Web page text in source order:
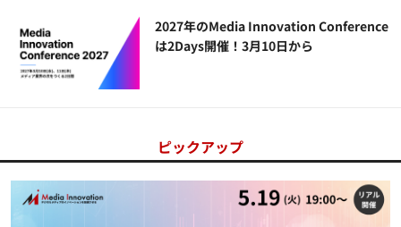
2027年のMedia Innovation Conference
は2Days開催！3月10日から
ピックアップ